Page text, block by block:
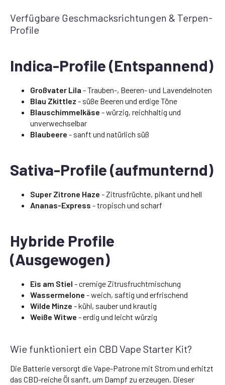
Verfügbare Geschmacksrichtungen & Terpen-
Profile
Indica-Profile (Entspannend)
Großvater Lila - Trauben-, Beeren- und Lavendelnoten
Blau Zkittlez - süße Beeren und erdige Töne
Blauschimmelkäse - würzig, reichhaltig und
unverwechselbar
Blaubeere - sanft und natürlich süß
Sativa-Profile (aufmunternd)
Super Zitrone Haze - Zitrusfrüchte, pikant und hell
Ananas-Express - tropisch und scharf
Hybride Profile
(Ausgewogen)
Eis am Stiel - cremige Zitrusfruchtmischung
Wassermelone - weich, saftig und erfrischend
Wilde Minze - kühl, sauber und krautig
Weiße Witwe - erdig und leicht würzig
Wie funktioniert ein CBD Vape Starter Kit?
Die Batterie versorgt die Vape-Patrone mit Strom und erhitzt
das CBD-reiche Öl sanft, um Dampf zu erzeugen. Dieser